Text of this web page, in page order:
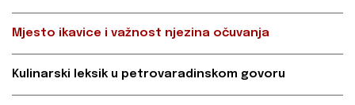
Mjesto ikavice i važnost njezina očuvanja
Kulinarski leksik u petrovaradinskom govoru